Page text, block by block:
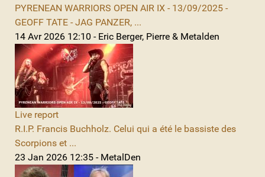
PYRENEAN WARRIORS OPEN AIR IX - 13/09/2025 -
GEOFF TATE - JAG PANZER, ...
14 Avr 2026 12:10 - Eric Berger, Pierre & Metalden
Live report
R.I.P. Francis Buchholz. Celui qui a été le bassiste des
Scorpions et ...
23 Jan 2026 12:35 - MetalDen